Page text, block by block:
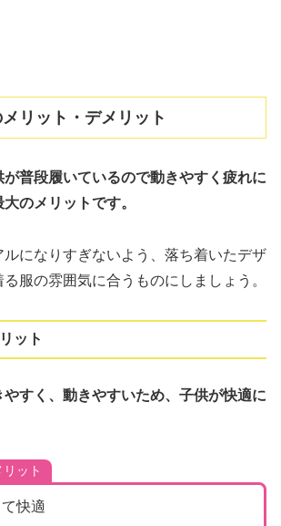
リット・デメリット
が普段履いているので動きやすく疲れに
のメリットです。
ルになりすぎないよう、落ち着いたデザ
服の雰囲気に合うものにしましょう。
ット
やすく、動きやすいため、子供が快適に
ット
快適